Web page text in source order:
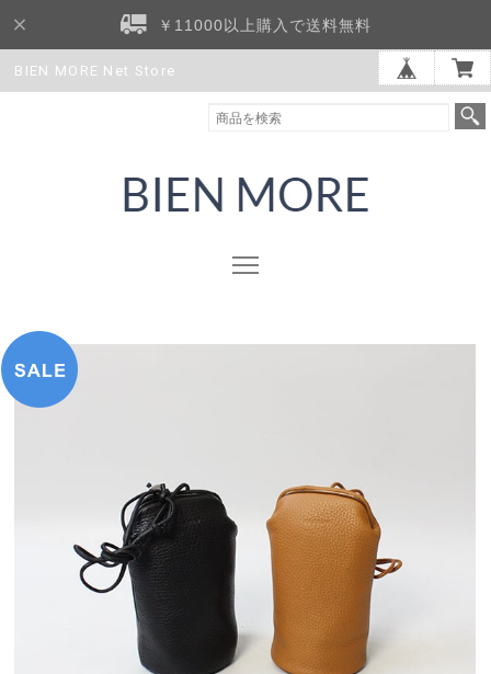
￥11000以上購入で送料無料
BIEN MORE Net Store